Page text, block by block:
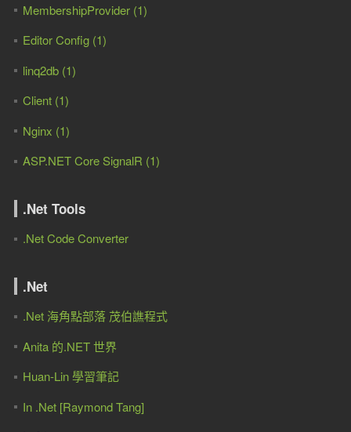
MembershipProvider (1)
Editor Config (1)
linq2db (1)
Client (1)
Nginx (1)
ASP.NET Core SignalR (1)
.Net Tools
.Net Code Converter
.Net
.Net 海角點部落 茂伯譙程式
Anita 的.NET 世界
Huan-Lin 學習筆記
In .Net [Raymond Tang]